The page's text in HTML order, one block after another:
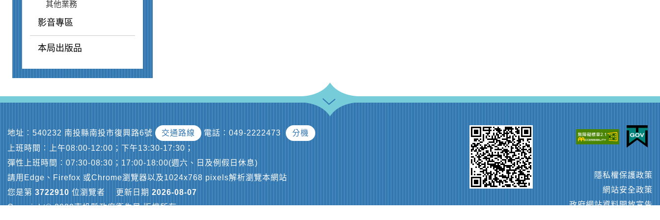
其他業務
影音專區
本局出版品
地址︰540232 南投縣南投市復興路6號 交通路線 電話︰049-2222473
分機
上班時間︰上午08:00-12:00；下午13:30-17:30；
彈性上班時間︰07:30-08:30；17:00-18:00(週六、日及例假日休息)
請用Edge、Firefox 或Chrome瀏覽器以及1024x768 pixels解析瀏覽本網站
您是第 3722910 位瀏覽者 更新日期 2026-08-07
Copyright© 2022南投縣政府衛生局 版權所有
隱私權保護政策
網站安全政策
政府網站資料開放宣告